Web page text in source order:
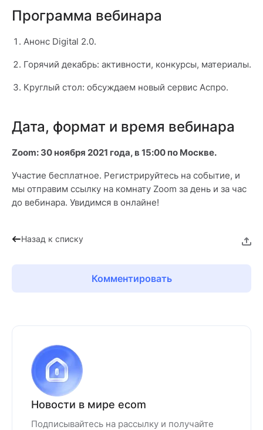
Программа вебинара
Анонс Digital 2.0.
Горячий декабрь: активности, конкурсы, материалы.
Круглый стол: обсуждаем новый сервис Аспро.
Дата, формат и время вебинара
Zoom: 30 ноября 2021 года, в 15:00 по Москве.
Участие бесплатное. Регистрируйтесь на событие, и
мы отправим ссылку на комнату Zoom за день и за час
до вебинара. Увидимся в онлайне!
Назад к списку
Комментировать
Новости в мире ecom
Подписывайтесь на рассылку и получайте